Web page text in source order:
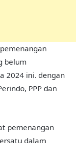
belum
2024 ini. dengan
PPP dan
pemenangan
dalam